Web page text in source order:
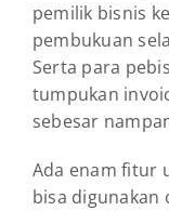
pemilik bisnis
pembukuan
Serta para
tumpukan
sebesar
Ada enam fitur
bisa digunakan